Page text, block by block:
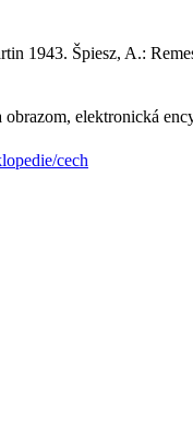
1943. Špiesz, A.:
elektronická
cech